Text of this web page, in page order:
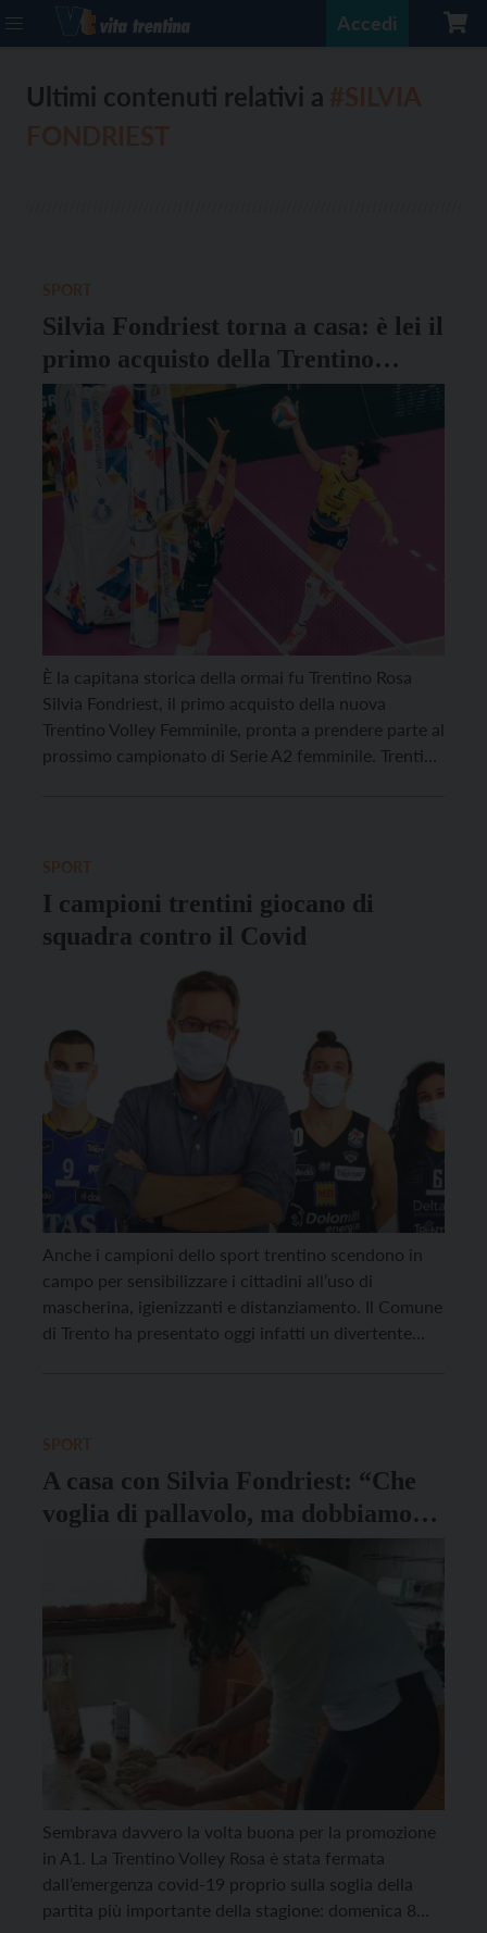
Accedi
Ultimi contenuti relativi a
Silvia Fondriest torna a casa: è lei il
primo acquisto della Trentino
Volley femminile
È la capitana storica della ormai fu Trentino Rosa
Silvia Fondriest, il primo acquisto della nuova
Trentino Volley Femminile, pronta a prendere parte al
prossimo campionato di Serie A2 femminile. Trentina
I campioni trentini giocano di
squadra contro il Covid
Anche i campioni dello sport trentino scendono in
campo per sensibilizzare i cittadini all’uso di
mascherina, igienizzanti e distanziamento. Il Comune
di Trento ha presentato oggi infatti un divertente
A casa con Silvia Fondriest: “Che
voglia di pallavolo, ma dobbiamo
avere pazienza”
Sembrava davvero la volta buona per la promozione
in A1. La Trentino Volley Rosa è stata fermata
dall’emergenza covid-19 proprio sulla soglia della
partita più importante della stagione: domenica 8